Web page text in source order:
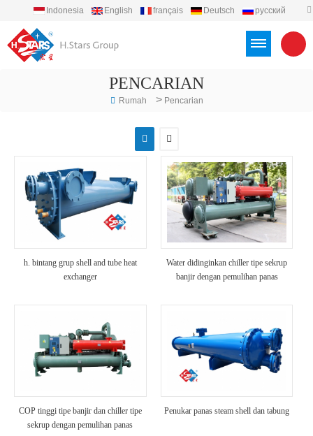
Indonesia English français Deutsch
русский
PENCARIAN
Rumah > Pencarian
h. bintang grup shell and tube heat
exchanger
Water didinginkan chiller tipe sekrup
banjir dengan pemulihan panas
COP tinggi tipe banjir dan chiller tipe
sekrup dengan pemulihan panas
Penukar panas steam shell dan tabung